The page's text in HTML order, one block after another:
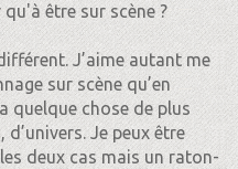
être sur scène ?
J’aime autant me
sur scène qu’en
quelque chose de plus
Je peux être
deux cas mais un raton-